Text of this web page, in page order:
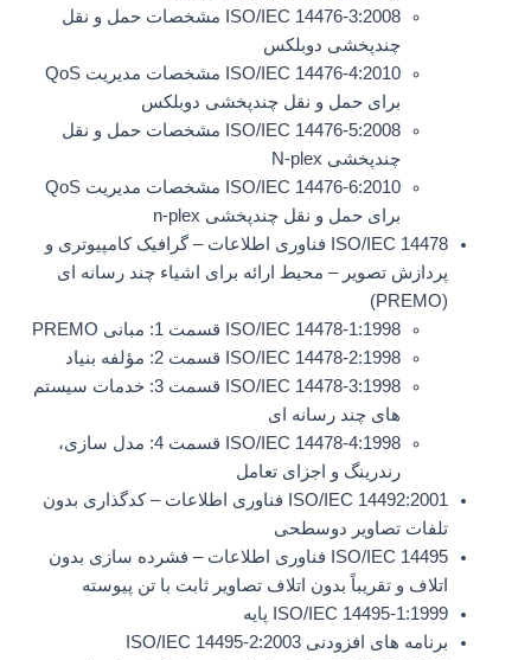
ISO/IEC 14476-3:2008 مشخصات حمل و نقل
چندپخشی دوبلکس
ISO/IEC 14476-4:2010 مشخصات مدیریت QoS
برای حمل و نقل چندپخشی دوبلکس
ISO/IEC 14476-5:2008 مشخصات حمل و نقل
چندپخشی N-plex
ISO/IEC 14476-6:2010 مشخصات مدیریت QoS
برای حمل و نقل چندپخشی n-plex
ISO/IEC 14478 فناوری اطلاعات – گرافیک کامپیوتری و
پردازش تصویر – محیط ارائه برای اشیاء چند رسانه ای
ISO/IEC 14478-1:1998 قسمت 1: مبانی PREMO
ISO/IEC 14478-2:1998 قسمت 2: مؤلفه بنیاد
ISO/IEC 14478-3:1998 قسمت 3: خدمات سیستم
های چند رسانه ای
ISO/IEC 14478-4:1998 قسمت 4: مدل سازی،
رندرینگ و اجزای تعامل
ISO/IEC 14492:2001 فناوری اطلاعات – کدگذاری بدون
تلفات تصاویر دوسطحی
ISO/IEC 14495 فناوری اطلاعات – فشرده سازی بدون
اتلاف و تقریباً بدون اتلاف تصاویر ثابت با تن پیوسته
ISO/IEC 14495-1:1999 پایه
برنامه های افزودنی ISO/IEC 14495-2:2003